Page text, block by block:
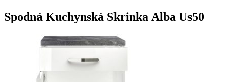
Spodná Kuchynská Skrinka Alba Us50